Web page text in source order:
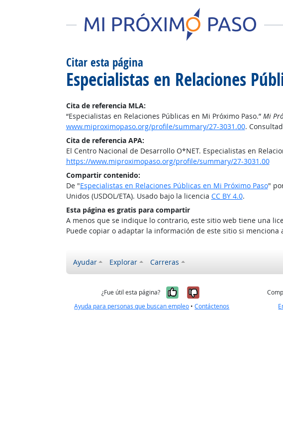
Citar esta página
Especialistas en Relaciones
Cita de referencia MLA:
“Especialistas en Relaciones Públicas en Mi Próximo Paso.” Mi
www.miproximopaso.org/profile/summary/27-3031.00.
Cita de referencia APA:
El Centro Nacional de Desarrollo O*NET. Especialistas en
https://www.miproximopaso.org/profile/summary/27-3031.00
Compartir contenido:
De "Especialistas en Relaciones Públicas en Mi Próximo Paso"
Unidos (USDOL/ETA). Usado bajo la licencia CC BY 4.0.
Esta página es gratis para compartir
A menos que se indique lo contrario, este sitio web tiene una
Puede copiar o adaptar la información de este sitio si menciona
Ayudar Explorar Carreras
¿Fue útil esta página? Sí, fue útil
No, no fue útil
Ayuda para personas que buscan empleo •Contáctenos